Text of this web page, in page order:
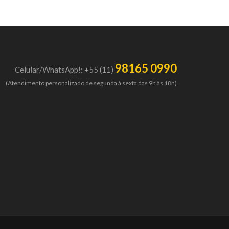
Celular/WhatsApp!: +55 (11) 98165 0990
(Atendimento personalizado de segunda à sexta das 9h às 18h)